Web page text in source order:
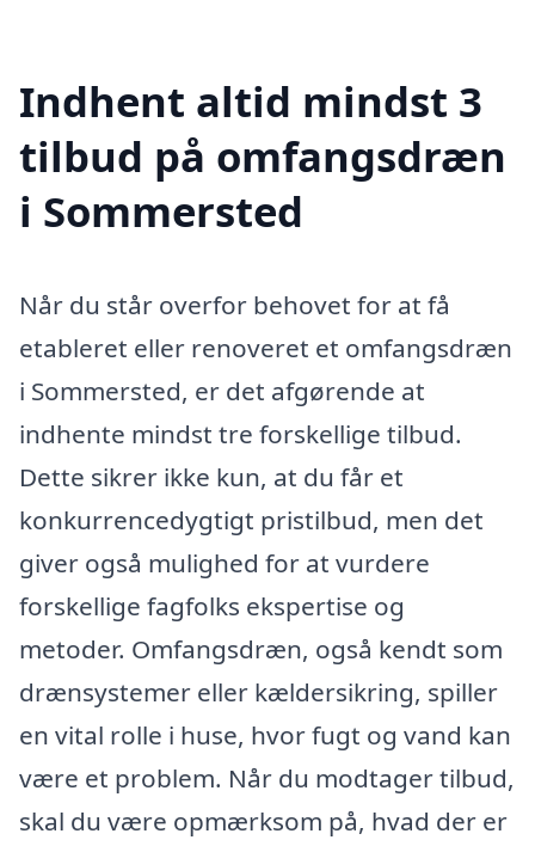
Indhent altid mindst 3
tilbud på omfangsdræn
i Sommersted
Når du står overfor behovet for at få
etableret eller renoveret et omfangsdræn
i Sommersted, er det afgørende at
indhente mindst tre forskellige tilbud.
Dette sikrer ikke kun, at du får et
konkurrencedygtigt pristilbud, men det
giver også mulighed for at vurdere
forskellige fagfolks ekspertise og
metoder. Omfangsdræn, også kendt som
drænsystemer eller kældersikring, spiller
en vital rolle i huse, hvor fugt og vand kan
være et problem. Når du modtager tilbud,
skal du være opmærksom på, hvad der er